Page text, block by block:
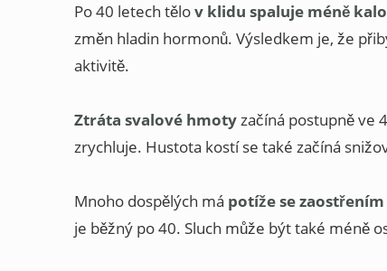
Po 40 letech tělov klidu spaluje méně
změn hladin hormonů. Výsledkem je, že
aktivitě.
Ztráta svalové hmotyzačíná postupně ve
zrychluje. Hustota kostí se také začíná
Mnoho dospělých má potíže se
je běžný po 40. Sluch může být také méně